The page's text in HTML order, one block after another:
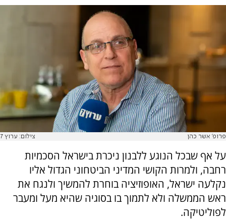
פרופ' אשר כהן צילום: ערוץ 7
על אף שבכל הנוגע ללבנון ניכרת בישראל הסכמיות
רחבה, ולמרות הקושי המדיני הביטחוני הגדול אליו
נקלעה ישראל, האופוזיציה בוחרת להמשיך ולנגח את
ראש הממשלה ולא לתמוך בו בסוגיה שהיא מעל ומעבר
לפוליטיקה.